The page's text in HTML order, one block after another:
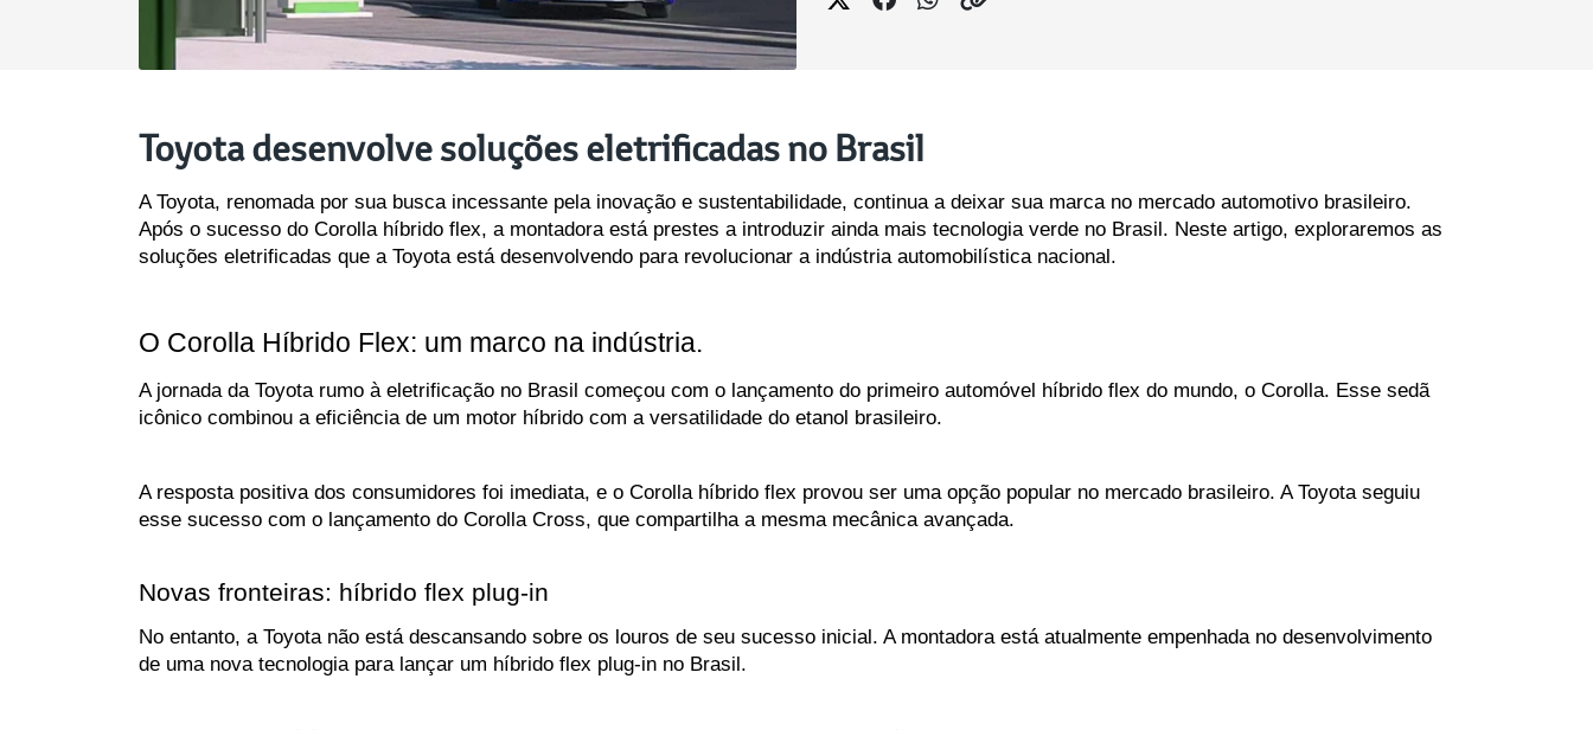
Toyota desenvolve soluções eletrificadas no Brasil
A Toyota, renomada por sua busca incessante pela inovação e sustentabilidade, continua a deixar sua marca no mercado automotivo brasileiro.
Após o sucesso do Corolla híbrido flex, a montadora está prestes a introduzir ainda mais tecnologia verde no Brasil. Neste artigo, exploraremos as
soluções eletrificadas que a Toyota está desenvolvendo para revolucionar a indústria automobilística nacional.
O Corolla Híbrido Flex: um marco na indústria.
A jornada da Toyota rumo à eletrificação no Brasil começou com o lançamento do primeiro automóvel híbrido flex do mundo, o Corolla. Esse sedã
icônico combinou a eficiência de um motor híbrido com a versatilidade do etanol brasileiro.
A resposta positiva dos consumidores foi imediata, e o Corolla híbrido flex provou ser uma opção popular no mercado brasileiro. A Toyota seguiu
esse sucesso com o lançamento do Corolla Cross, que compartilha a mesma mecânica avançada.
Novas fronteiras: híbrido flex plug-in
No entanto, a Toyota não está descansando sobre os louros de seu sucesso inicial. A montadora está atualmente empenhada no desenvolvimento
de uma nova tecnologia para lançar um híbrido flex plug-in no Brasil.